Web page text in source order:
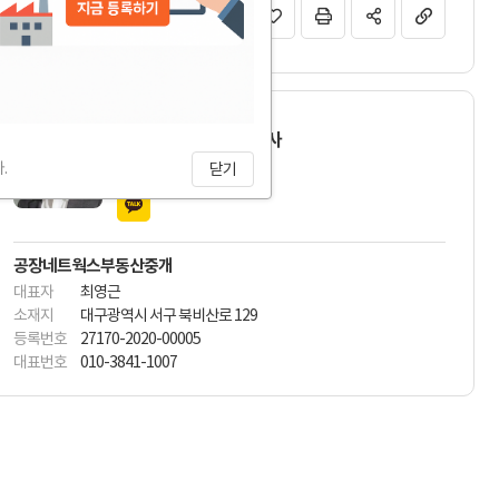
매물 문의하기
최영근 대표/공인중개사
010-3841-1007
공장네트웍스부동산중개
대표자
최영근
소재지
대구광역시 서구 북비산로 129
등록번호
27170-2020-00005
대표번호
010-3841-1007
. 닫기